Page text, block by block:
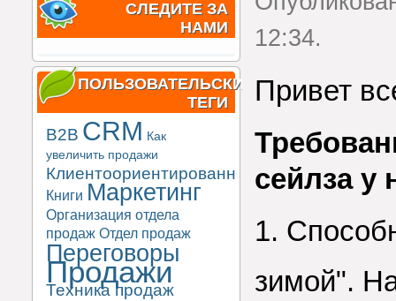
СЛЕДИТЕ ЗА
НАМИ
ПОЛЬЗОВАТЕЛЬСКИЕ
ТЕГИ
B2B CRM Как
увеличить продажи
Клиентоориентированность
Книги Маркетинг
Организация отдела
продаж Отдел продаж
Переговоры
Продажи
Техника продаж
12:34.
Привет
сейлза у
1.
зимой".